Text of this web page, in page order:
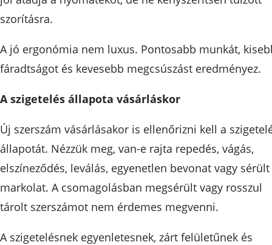
szorításra.
A jó ergonómia nem luxus. Pontosabb munkát,
fáradtságot és kevesebb megcsúszást eredményez.
A szigetelés állapota vásárláskor
Új szerszám vásárlásakor is ellenőrizni kell a
állapotát. Nézzük meg, van-e rajta repedés, vágás,
elszíneződés, leválás, egyenetlen bevonat vagy sérült
markolat. A csomagolásban megsérült vagy rosszul
tárolt szerszámot nem érdemes megvenni.
A szigetelésnek egyenletesnek, zárt felületűnek és